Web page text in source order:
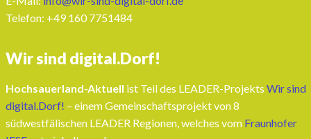
Telefon: ‭+49 160 7751484‬
Wir sind digital.Dorf!
Hochsauerland-Aktuell ist Teil des LEADER-Projekts Wir sind
digital.Dorf! – einem Gemeinschaftsprojekt von 8
südwestfälischen LEADER Regionen, welches vom Fraunhofer